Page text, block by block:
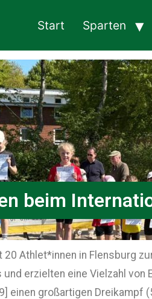
Start Sparten
beim
Athlet*innen in Flensburg
erzielten eine Vielzahl von
einen großartigen Dreikampf